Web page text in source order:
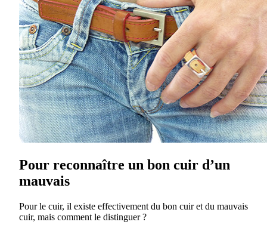
Pour reconnaître un bon cuir d’un
mauvais
Pour le cuir, il existe effectivement du bon cuir et du mauvais
cuir, mais comment le distinguer ?